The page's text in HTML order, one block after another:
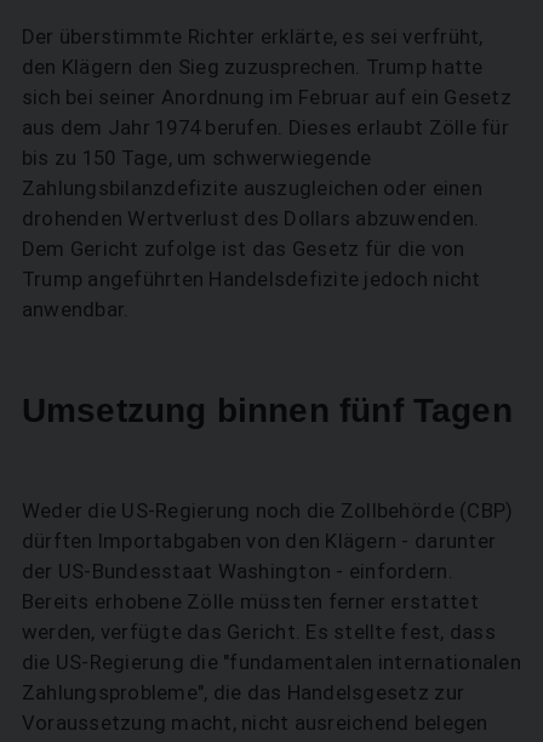
Der überstimmte Richter erklärte, es sei verfrüht,
den Klägern den Sieg zuzusprechen. Trump hatte
sich bei seiner Anordnung im Februar auf ein Gesetz
aus dem Jahr 1974 berufen. Dieses erlaubt Zölle für
bis zu 150 Tage, um schwerwiegende
Zahlungsbilanzdefizite auszugleichen oder einen
drohenden Wertverlust des Dollars abzuwenden.
Dem Gericht zufolge ist das Gesetz für die von
Trump angeführten Handelsdefizite jedoch nicht
anwendbar.
Umsetzung binnen fünf Tagen
Weder die US-Regierung noch die Zollbehörde (CBP)
dürften Importabgaben von den Klägern - darunter
der US-Bundesstaat Washington - einfordern.
Bereits erhobene Zölle müssten ferner erstattet
werden, verfügte das Gericht. Es stellte fest, dass
die US-Regierung die "fundamentalen internationalen
Zahlungsprobleme", die das Handelsgesetz zur
Voraussetzung macht, nicht ausreichend belegen